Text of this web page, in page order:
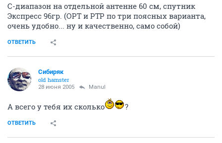
С-диапазон на отдельной антенне 60 см, спутник
Экспресс 96гр. (ОРТ и РТР по три поясных варианта,
очень удобно... ну и качественно, само собой)
ОТВЕТИТЬ
Сибиряк
old hamster
28 июня 2005 Manul
А всего у тебя их сколько ?
ОТВЕТИТЬ